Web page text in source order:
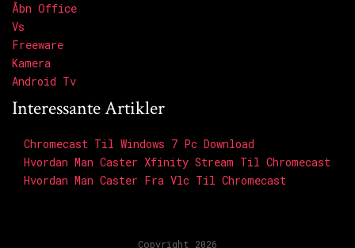
Åbn Office
Vs
Freeware
Kamera
Android Tv
Interessante Artikler
Chromecast Til Windows 7 Pc Download
Hvordan Man Caster Xfinity Stream Til Chromecast
Hvordan Man Caster Fra Vlc Til Chromecast
Copyright 2026